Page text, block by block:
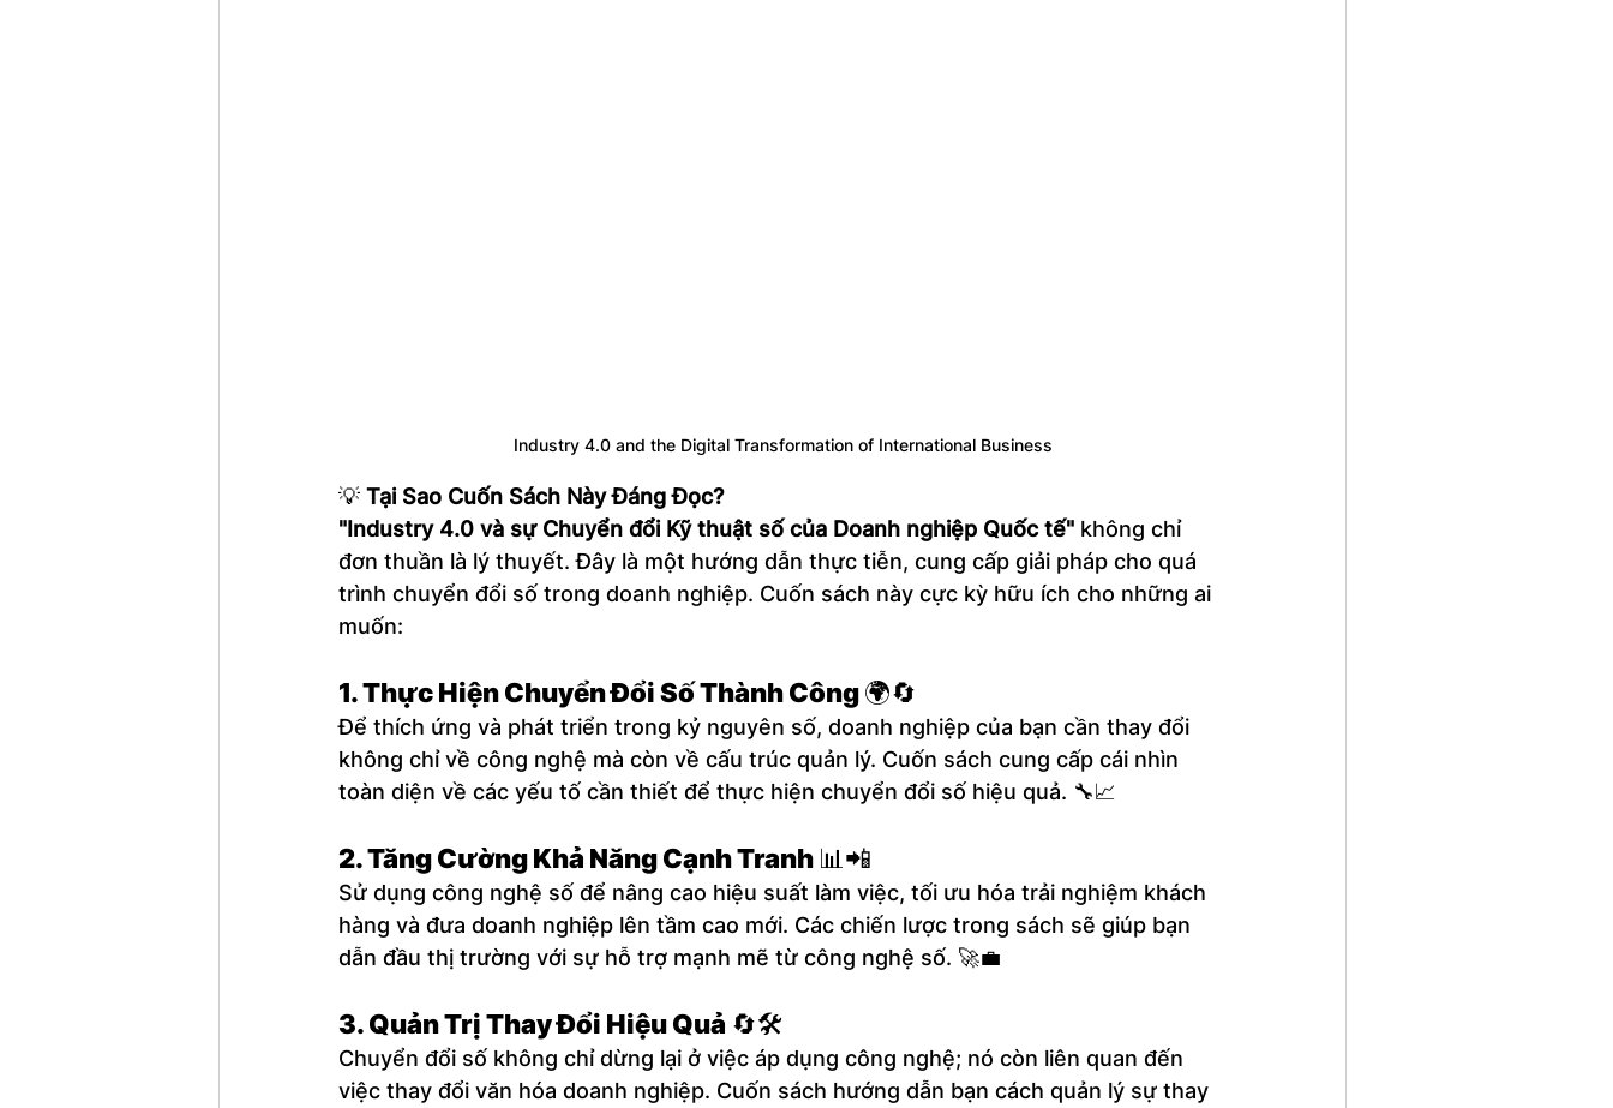
Industry 4.0 and the Digital Transformation of International Business
💡 Tại Sao Cuốn Sách Này Đáng Đọc?
"Industry 4.0 và sự Chuyển đổi Kỹ thuật số của Doanh nghiệp Quốc tế" không chỉ
đơn thuần là lý thuyết. Đây là một hướng dẫn thực tiễn, cung cấp giải pháp cho quá
trình chuyển đổi số trong doanh nghiệp. Cuốn sách này cực kỳ hữu ích cho những ai
muốn:
1. Thực Hiện Chuyển Đổi Số Thành Công 🌍🔄
Để thích ứng và phát triển trong kỷ nguyên số, doanh nghiệp của bạn cần thay đổi
không chỉ về công nghệ mà còn về cấu trúc quản lý. Cuốn sách cung cấp cái nhìn
toàn diện về các yếu tố cần thiết để thực hiện chuyển đổi số hiệu quả. 🔧📈
2. Tăng Cường Khả Năng Cạnh Tranh 📊📲
Sử dụng công nghệ số để nâng cao hiệu suất làm việc, tối ưu hóa trải nghiệm khách
hàng và đưa doanh nghiệp lên tầm cao mới. Các chiến lược trong sách sẽ giúp bạn
dẫn đầu thị trường với sự hỗ trợ mạnh mẽ từ công nghệ số. 🚀💼
3. Quản Trị Thay Đổi Hiệu Quả 🔄🛠️
Chuyển đổi số không chỉ dừng lại ở việc áp dụng công nghệ; nó còn liên quan đến
việc thay đổi văn hóa doanh nghiệp. Cuốn sách hướng dẫn bạn cách quản lý sự thay